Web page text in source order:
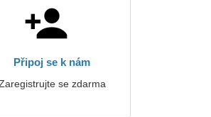
Připoj se k nám
se zdarma